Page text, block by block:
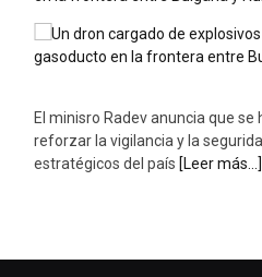
El minisro Radev anuncia que se
reforzar la vigilancia y la
estratégicos del país[Leer más...]